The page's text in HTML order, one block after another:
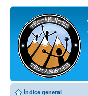
Índice general